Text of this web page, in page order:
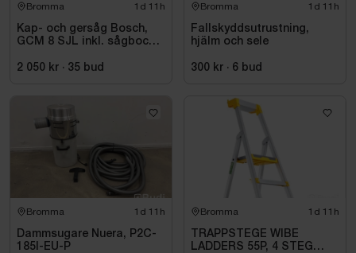
Bromma 1d 11h
Kap- och gersåg Bosch,
GCM 8 SJL inkl. sågbock
2 050 kr · 35 bud
Bromma 1d 11h
Fallskyddsutrustning,
hjälm och sele
300 kr · 6 bud
Bromma 1d 11h
Dammsugare Nuera, P2C-
185I-EU-P
Bromma 1d 11h
TRAPPSTEGE WIBE
LADDERS 55P, 4 STEG